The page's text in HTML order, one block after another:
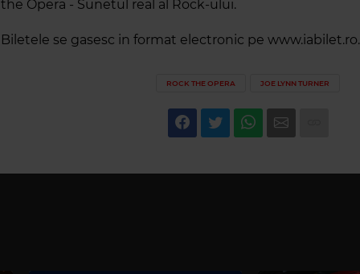
the Opera - Sunetul real al Rock-ului.
Biletele se gasesc in format electronic pe www.iabilet.ro.
ROCK THE OPERA JOE LYNN TURNER